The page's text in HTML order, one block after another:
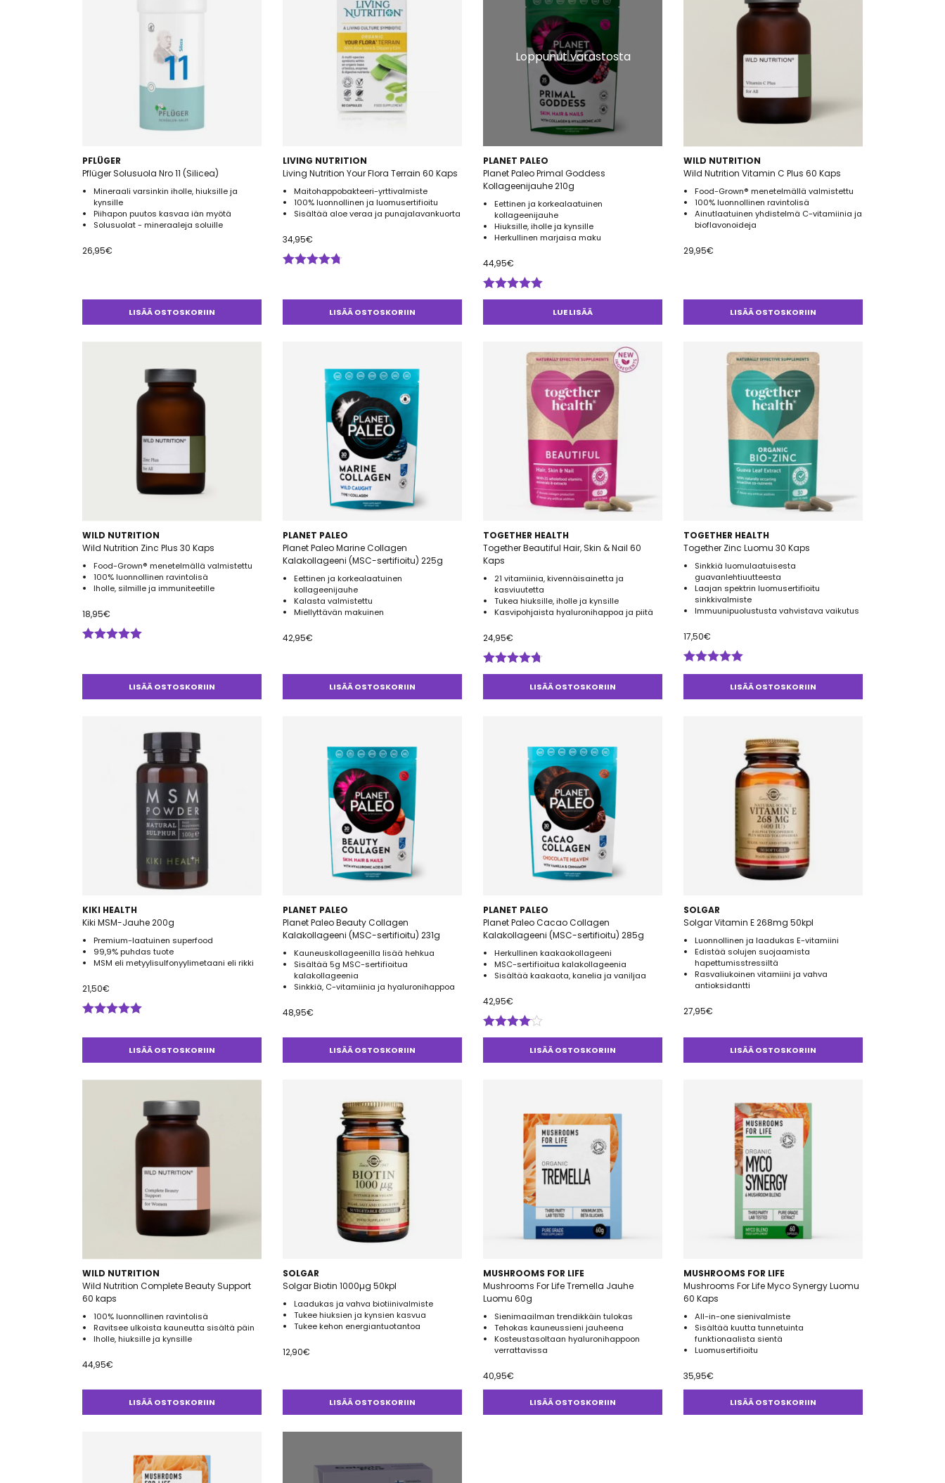
PFLÜGER
Pflüger Solusuola Nro 11 (Silicea)
Mineraali varsinkin iholle, hiuksille ja
kynsille
Piihapon puutos kasvaa iän myötä
Solusuolat - mineraaleja soluille
26,95€
LISÄÄ OSTOSKORIIN
LIVING NUTRITION
Living Nutrition Your Flora Terrain 60 Kaps
Maitohappobakteeri-yrttivalmiste
100% luonnollinen ja luomusertifioitu
Sisältää aloe veraa ja punajalavankuorta
34,95€
4.67/ 5
LISÄÄ OSTOSKORIIN
Loppunut varastosta
PLANET PALEO
Planet Paleo Primal Goddess
Kollageenijauhe 210g
Eettinen ja korkealaatuinen
kollageenijauhe
Hiuksille, iholle ja kynsille
Herkullinen marjaisa maku
44,95€
Arvostelu
LUE LISÄÄ
WILD NUTRITION
Wild Nutrition Vitamin C Plus 60 Kaps
Food-Grown® menetelmällä valmistettu
100% luonnollinen ravintolisä
Ainutlaatuinen yhdistelmä C-vitamiinia ja
bioflavonoideja
29,95€
LISÄÄ OSTOSKORIIN
WILD NUTRITION
Wild Nutrition Zinc Plus 30 Kaps
Food-Grown® menetelmällä valmistettu
100% luonnollinen ravintolisä
Iholle, silmille ja immuniteetille
18,95€
5.00/ 5
LISÄÄ OSTOSKORIIN
PLANET PALEO
Planet Paleo Marine Collagen
Kalakollageeni (MSC-sertifioitu) 225g
Eettinen ja korkealaatuinen
kollageenijauhe
Kalasta valmistettu
Miellyttävän makuinen
42,95€
LISÄÄ OSTOSKORIIN
TOGETHER HEALTH
Together Beautiful Hair, Skin & Nail 60
Kaps
21 vitamiinia, kivennäisainetta ja
kasviuutetta
Tukea hiuksille, iholle ja kynsille
Kasvipohjaista hyaluronihappoa ja piitä
24,95€
Arvostelu
tuotteesta:LISÄÄ OSTOSKORIIN
TOGETHER HEALTH
Together Zinc Luomu 30 Kaps
Sinkkiä luomulaatuisesta
guavanlehtiuutteesta
Laajan spektrin luomusertifioitu
sinkkivalmiste
Immuunipuolustusta vahvistava vaikutus
17,50€
Arvostelu
tuotteesta:LISÄÄ OSTOSKORIIN
KIKI HEALTH
Kiki MSM-Jauhe 200g
Premium-laatuinen superfood
99,9% puhdas tuote
MSM eli metyylisulfonyylimetaani eli rikki
21,50€
tuotteesta:
LISÄÄ OSTOSKORIIN
PLANET PALEO
Planet Paleo Beauty Collagen
Kalakollageeni (MSC-sertifioitu) 231g
Kauneuskollageenilla lisää hehkua
Sisältää 5g MSC-sertifioitua
kalakollageenia
Sinkkiä, C-vitamiinia ja hyaluronihappoa
48,95€
LISÄÄ OSTOSKORIIN
PLANET PALEO
Planet Paleo Cacao Collagen
Kalakollageeni (MSC-sertifioitu) 285g
Herkullinen kaakaokollageeni
MSC-sertifioitua kalakollageenia
Sisältää kaakaota, kanelia ja vaniljaa
42,95€
Arvostelu
tuotteesta:LISÄÄ OSTOSKORIIN
SOLGAR
Solgar Vitamin E 268mg 50kpl
Luonnollinen ja laadukas E-vitamiini
Edistää solujen suojaamista
hapettumisstressiltä
Rasvaliukoinen vitamiini ja vahva
antioksidantti
27,95€
LISÄÄ OSTOSKORIIN
WILD NUTRITION
Wild Nutrition Complete Beauty Support
60 kaps
100% luonnollinen ravintolisä
Ravitsee ulkoista kauneutta sisältä päin
Iholle, hiuksille ja kynsille
44,95€
LISÄÄ OSTOSKORIIN
SOLGAR
Solgar Biotin 1000µg 50kpl
Laadukas ja vahva biotiinivalmiste
Tukee hiuksien ja kynsien kasvua
Tukee kehon energiantuotantoa
12,90€
LISÄÄ OSTOSKORIIN
MUSHROOMS FOR LIFE
Mushrooms For Life Tremella Jauhe
Luomu 60g
Sienimaailman trendikkäin tulokas
Tehokas kauneussieni jauheena
Kosteustasoltaan hyaluronihappoon
verrattavissa
40,95€
LISÄÄ OSTOSKORIIN
MUSHROOMS FOR LIFE
Mushrooms For Life Myco Synergy Luomu
60 Kaps
All-in-one sienivalmiste
Sisältää kuutta tunnetuinta
funktionaalista sientä
Luomusertifioitu
35,95€
LISÄÄ OSTOSKORIIN